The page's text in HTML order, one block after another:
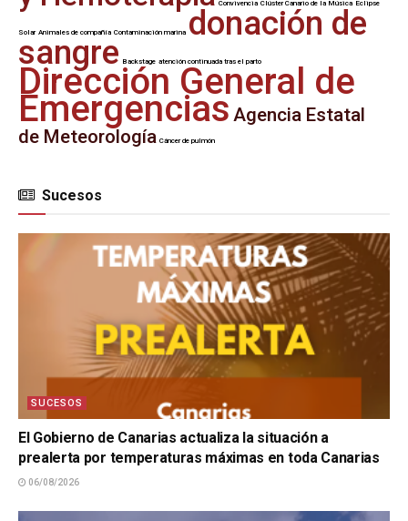
Convivencia Clúster Canario de la Música Eclipse
Solar Animales de compañía Contaminación marina donación de
sangre Backstage atención continuada tras el parto
Dirección General de
Emergencias Agencia Estatal
de Meteorología Cáncer de pulmón
Sucesos
SUCESOS
El Gobierno de Canarias actualiza la situación a
prealerta por temperaturas máximas en toda Canarias
06/08/2026